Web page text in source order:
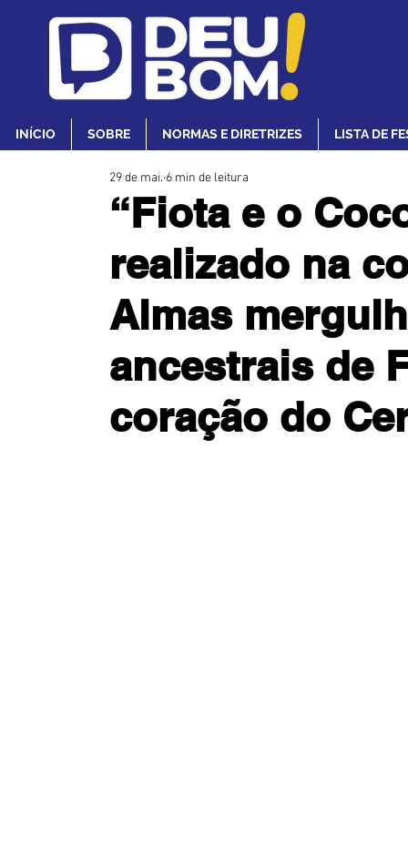
INÍCIO SOBRE NORMAS E DIRETRIZES LISTA DE
“Fiota e o
realizado na
Almas
ancestrais de
coração do
29 de mai. 6 min de leitura